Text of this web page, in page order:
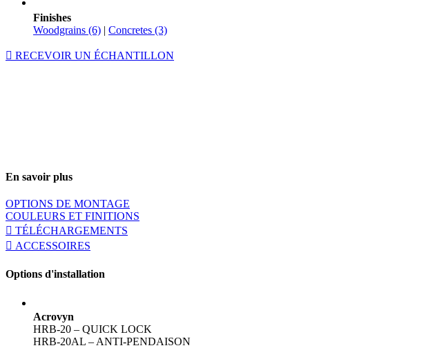
Finishes
Woodgrains (6) | Concretes (3)
RECEVOIR UN ÉCHANTILLON
En savoir plus
OPTIONS DE MONTAGE
COULEURS ET FINITIONS
TÉLÉCHARGEMENTS
ACCESSOIRES
Options d'installation
Acrovyn
HRB-20 – QUICK LOCK
HRB-20AL – ANTI-PENDAISON